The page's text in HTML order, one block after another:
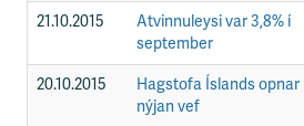
21.10.2015
Atvinnuleysi var 3,8% í
september
20.10.2015
Hagstofa Íslands opnar
nýjan vef